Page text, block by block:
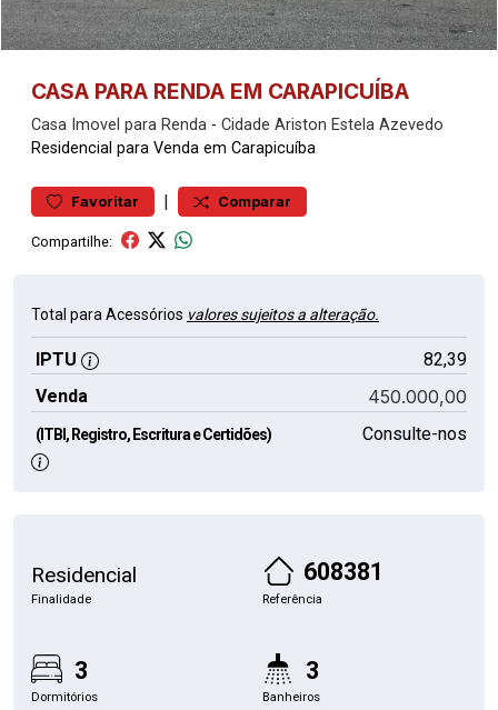
CASA PARA RENDA EM CARAPICUÍBA
Casa Imovel para Renda - Cidade Ariston Estela Azevedo
Residencial para Venda em Carapicuíba
Favoritar | Comparar
Compartilhe:
Total para Acessórios valores sujeitos a alteração.
IPTU
82,39
Venda
450.000,00
(ITBI, Registro, Escritura e Certidões) Consulte-nos
Residencial
Finalidade
608381
Referência
3
Dormitórios
3
Banheiros